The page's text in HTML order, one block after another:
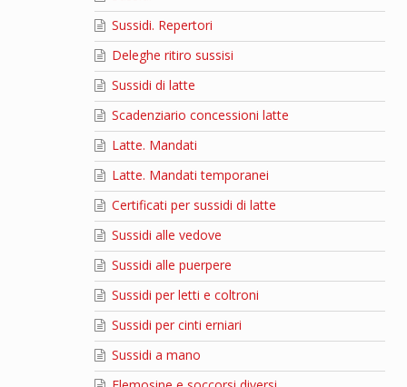
Sussidi. Repertori
Deleghe ritiro sussisi
Sussidi di latte
Scadenziario concessioni latte
Latte. Mandati
Latte. Mandati temporanei
Certificati per sussidi di latte
Sussidi alle vedove
Sussidi alle puerpere
Sussidi per letti e coltroni
Sussidi per cinti erniari
Sussidi a mano